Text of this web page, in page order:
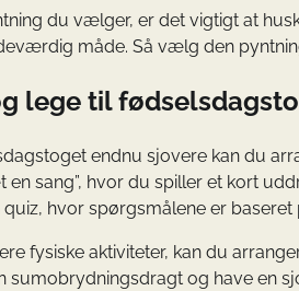
du vælger, er det vigtigt at
måde. Så vælg den
lege til
endnu sjovere kan du
en sang”, hvor du spiller et kort
hvor spørgsmålene er
fysiske aktiviteter, kan du
sumobrydningsdragt og have en